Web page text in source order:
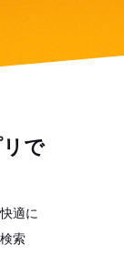
で
適に
索